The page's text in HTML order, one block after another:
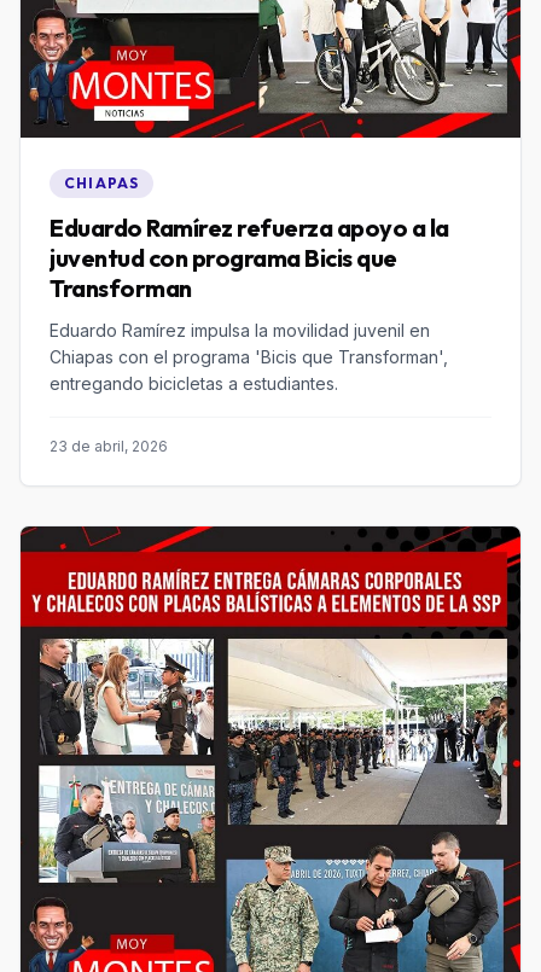
CHIAPAS
Eduardo Ramírez refuerza apoyo a la
juventud con programa Bicis que
Transforman
Eduardo Ramírez impulsa la movilidad juvenil en
Chiapas con el programa 'Bicis que Transforman',
entregando bicicletas a estudiantes.
23 de abril, 2026